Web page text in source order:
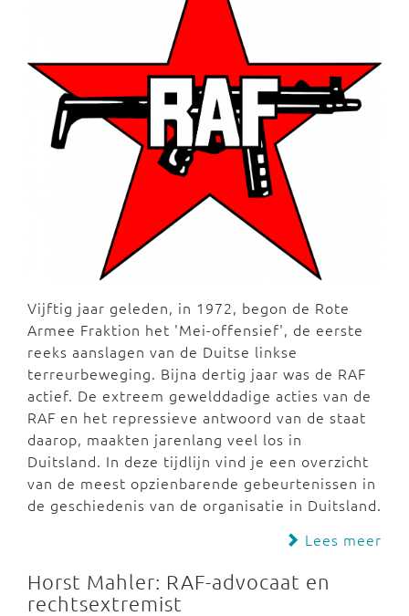
Vijftig jaar geleden, in 1972, begon de Rote
Armee Fraktion het 'Mei-offensief', de eerste
reeks aanslagen van de Duitse linkse
terreurbeweging. Bijna dertig jaar was de RAF
actief. De extreem gewelddadige acties van de
RAF en het repressieve antwoord van de staat
daarop, maakten jarenlang veel los in
Duitsland. In deze tijdlijn vind je een overzicht
van de meest opzienbarende gebeurtenissen in
de geschiedenis van de organisatie in Duitsland.
Lees meer
Horst Mahler: RAF-advocaat en
rechtsextremist